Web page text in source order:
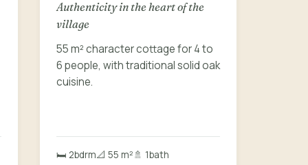
Authenticity in the heart of the
village
55 m² character cottage for 4 to
6 people, with traditional solid oak
cuisine.
🛏️ 2bdrm📐 55 m²🚿 1bath